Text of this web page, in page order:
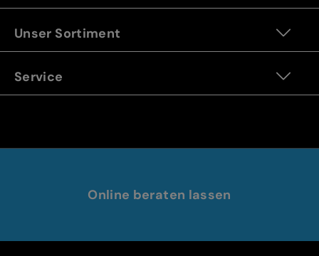
Unser Sortiment
Service
Online beraten lassen